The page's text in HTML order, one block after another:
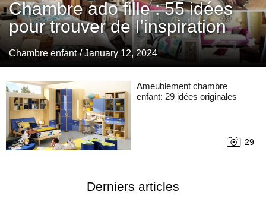
Chambre ado fille : 55 idées
pour trouver de l’inspiration
Chambre enfant / January 12, 2024
Ameublement chambre
enfant: 29 idées originales
29
Derniers articles